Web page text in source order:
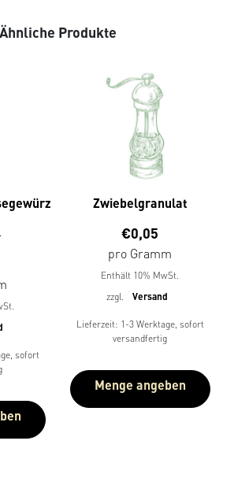
Ähnliche Produkte
sofort
Zwiebelgranulat
€0,05
pro Gramm
Enthält 10% MwSt.
zzgl.
Versand
Lieferzeit: 1-3 Werktage, sofort
versandfertig
Menge angeben